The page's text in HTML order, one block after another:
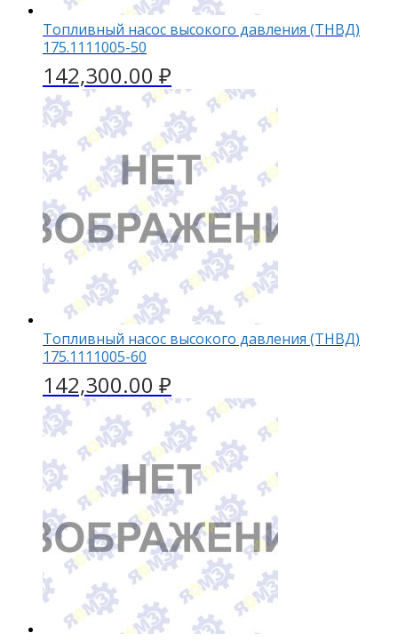
Топливный насос высокого давления (ТНВД)
175.1111005-50
142,300.00 ₽
Топливный насос высокого давления (ТНВД)
175.1111005-60
142,300.00 ₽